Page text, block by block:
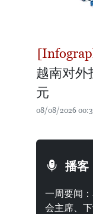
越南对外
元
08/08/2026
播客
一周要闻
会主席、